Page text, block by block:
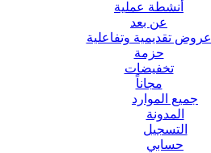
أنشطة عملية
عن بعد
عروض تقديمية وتفاعلية
حزمة
تخفيضات
مجاناً
جميع الموارد
المدونة
التسجيل
حسابي